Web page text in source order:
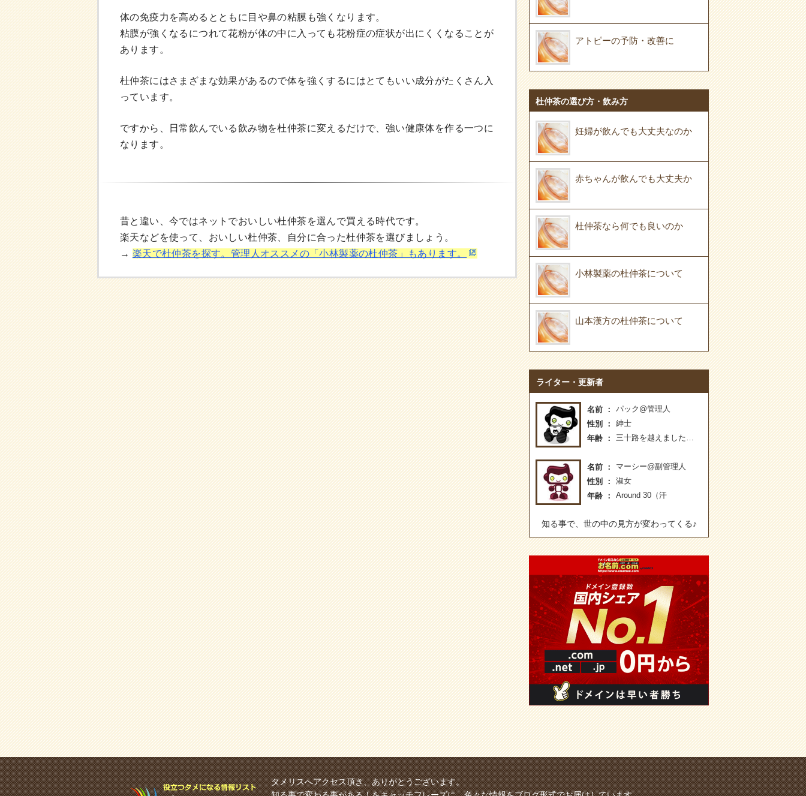
体の免疫力を高めるとともに目や鼻の粘膜も強くなります。
粘膜が強くなるにつれて花粉が体の中に入っても花粉症の症状が出にくくなることが
あります。
杜仲茶にはさまざまな効果があるので体を強くするにはとてもいい成分がたくさん入
っています。
ですから、日常飲んでいる飲み物を杜仲茶に変えるだけで、強い健康体を作る一つに
なります。
昔と違い、今ではネットでおいしい杜仲茶を選んで買える時代です。
楽天などを使って、おいしい杜仲茶、自分に合った杜仲茶を選びましょう。
→ 楽天で杜仲茶を探す。管理人オススメの「小林製薬の杜仲茶」もあります。
アトピーの予防・改善に
杜仲茶の選び方・飲み方
妊婦が飲んでも大丈夫なのか
赤ちゃんが飲んでも大丈夫か
杜仲茶なら何でも良いのか
小林製薬の杜仲茶について
山本漢方の杜仲茶について
ライター・更新者
名前
パック@管理人
性別
紳士
年齢
三十路を越えました…
名前
マーシー@副管理人
性別
淑女
年齢
Around 30（汗
知る事で、世の中の見方が変わってくる♪
タメリスへアクセス頂き、ありがとうございます。